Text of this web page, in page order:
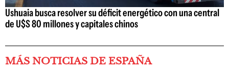
Ushuaia busca resolver su déficit energético con una central
de U$S 80 millones y capitales chinos
MÁS NOTICIAS DE ESPAÑA